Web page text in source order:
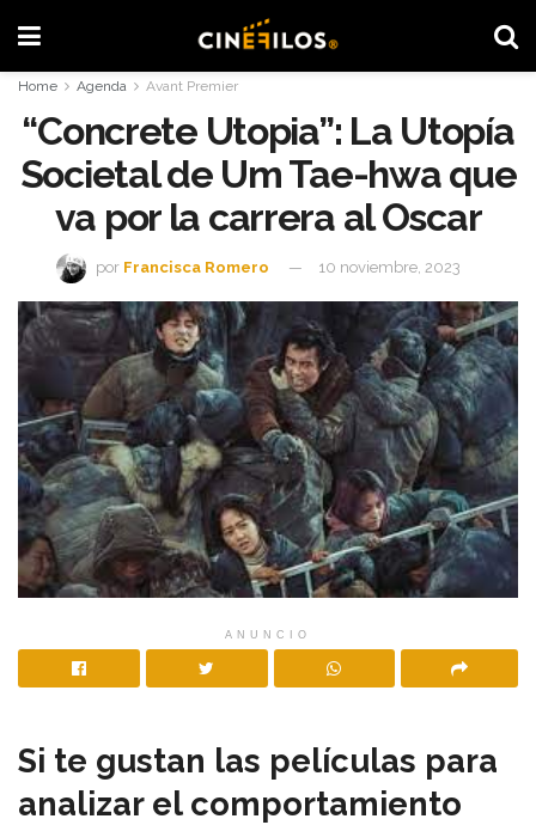
Home Agenda Avant Premier
“Concrete Utopia”: La Utopía
Societal de Um Tae-hwa que
va por la carrera al Oscar
por Francisca Romero 10 noviembre, 2023
ANUNCIO
Si te gustan las películas para
analizar el comportamiento